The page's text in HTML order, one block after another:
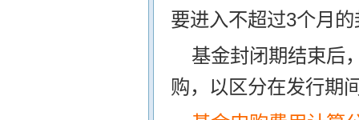
要进入不超过3个月
基金封闭期结束后
购，以区分在发行期